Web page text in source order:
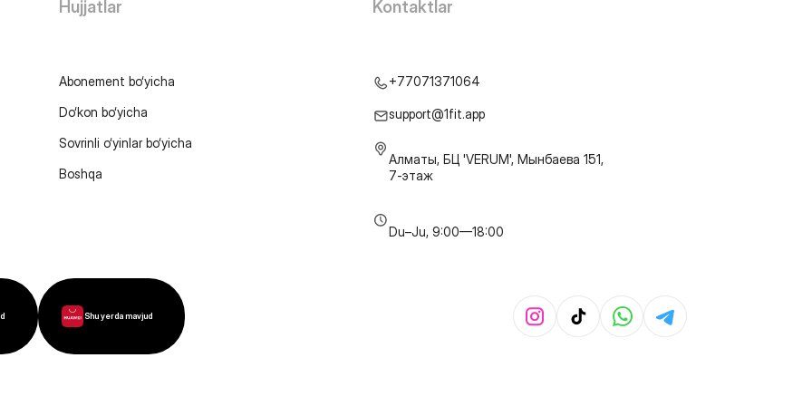
Hujjatlar
Abonement bo‘yicha
Do‘kon bo‘yicha
Sovrinli o‘yinlar bo‘yicha
Boshqa
Kontaktlar
+77071371064
support@1fit.app
Алматы, БЦ 'VERUM', Мынбаева 151,
7-этаж
Du–Ju, 9:00—18:00
Shu yerda mavjud